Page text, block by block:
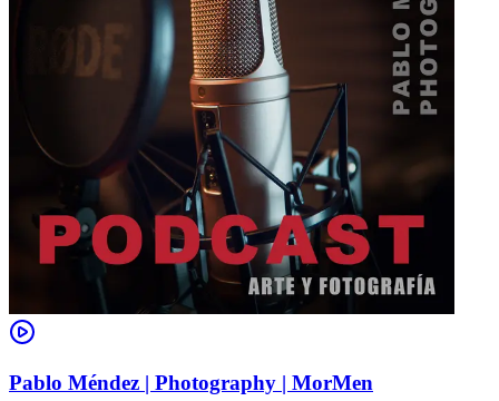
Pablo Méndez | Photography | MorMen